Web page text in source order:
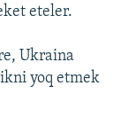
eteler.
Ukraina
yoq etmek